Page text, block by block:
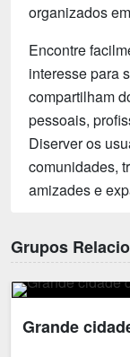
organizados
Encontre
interesse para
compartilham
pessoais,
Diserver os
comunidades,
amizades e
Grupos
Grande